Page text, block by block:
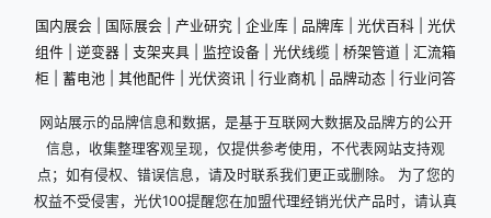
国内展会 国际展会 产业研究 企业库 品牌库 光伏百科
光伏
组件
逆变器 支架夹具 监控设备 光伏线缆 桥架管道
汇流箱
柜
蓄电池 其他配件 光伏资讯 行业商机 品牌动态 行业问答
网站展示的品牌信息和数据，是基于互联网大数据及品牌方的公开
信息，收集整理客观呈现，仅提供参考使用，不代表网站支持观
点；如有侵权、错误信息，请及时联系我们更正或删除。 为了您的
权益不受侵害，光伏100提醒您在加盟代理经销光伏产品时，请认真